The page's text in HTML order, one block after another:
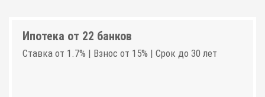
Ипотека от 22 банков
Ставка от 1.7% | Взнос от 15% | Срок до 30 лет